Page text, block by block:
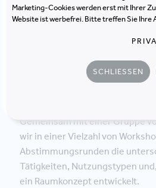
finden. So werden
Selbstorganisation
Mitarbeitenden
Gemeinsam mit einer Gruppe
wir in einer Vielzahl von
Abstimmungsrunden die
Tätigkeiten, Nutzungstypen
ein Raumkonzept entwickelt.
Marketing-Cookies werden erst mit Ihrer
Website ist werbefrei. Bitte treffen Sie Ihre
SCHLIESSEN